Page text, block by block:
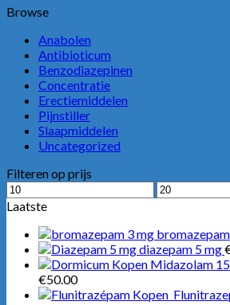
Browse
Anabolen
Antibioticum
Benzodiazepinen
Concentratie
Erectiemiddelen
Pijnstiller
Slaapmiddelen
Uncategorized
Filteren op prijs
Min.
prijs
Max.
prijs
Laatste
diazepam 5 mg
Midazolam
€50.00